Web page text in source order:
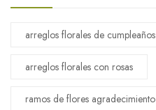
arreglos florales de cumpleaños
arreglos florales con rosas
ramos de flores agradecimiento